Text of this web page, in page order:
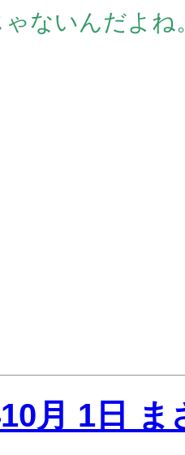
ないんだよね
月 1日 ま